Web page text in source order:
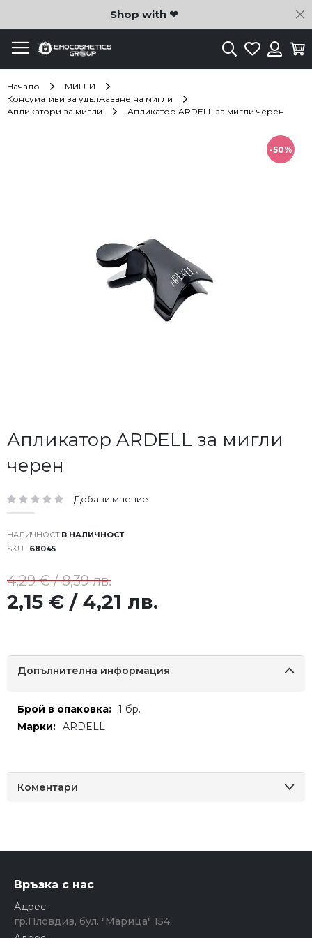
Shop with ❤
ТърсенеЛюбими
Начало
МИГЛИ
Консумативи за удължаване на мигли
Апликатори за мигли
Апликатор ARDELL за мигли черен
Апликатор ARDELL за мигли
черен
рейтинг: Добави мнение
В НАЛИЧНОСТ
SKU
68045
2,15 € / 4,21 лв.
4,29 € / 8,39 лв.
-50%
Преминете
към
началото
на
със
снимки
Допълнителна информация
Допълнителна
информация
1 бр.
ARDELL
Коментари
Връзка с нас
Адрес:
гр.Пловдив, бул. "Марица" 154